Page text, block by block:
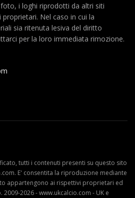
i loghi riprodotti da altri siti
Nel caso in cui la
sia ritenuta lesiva del diritto
per la loro immediata rimozione.
tutti i contenuti presenti su questo sito
E' consentita la riproduzione mediante
appartengono ai rispettivi proprietari ed
2026 - www.ukcalcio.com - UK e